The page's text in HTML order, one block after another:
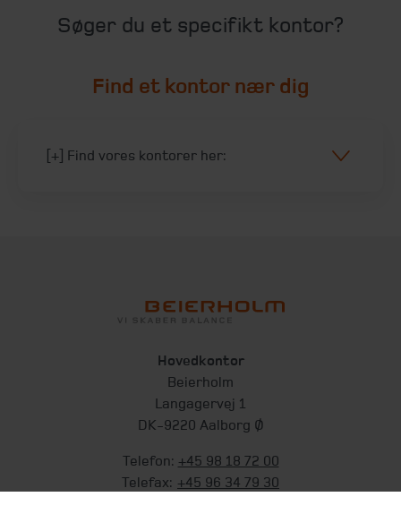
Søger du et specifikt kontor?
Find et kontor nær dig
[+] Find vores kontorer her:
Hovedkontor
Beierholm
Langagervej 1
DK-9220 Aalborg Ø
Telefon: +45 98 18 72 00
Telefax: +45 96 34 79 30